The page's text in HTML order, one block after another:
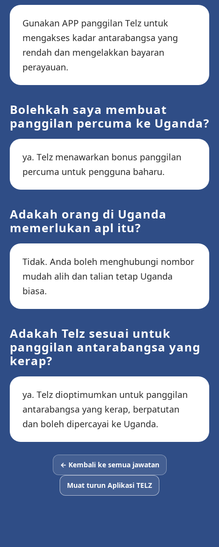
Gunakan APP panggilan Telz untuk
mengakses kadar antarabangsa yang
rendah dan mengelakkan bayaran
perayauan.
Bolehkah saya membuat
panggilan percuma ke Uganda?
ya. Telz menawarkan bonus panggilan
percuma untuk pengguna baharu.
Adakah orang di Uganda
memerlukan apl itu?
Tidak. Anda boleh menghubungi nombor
mudah alih dan talian tetap Uganda
biasa.
Adakah Telz sesuai untuk
panggilan antarabangsa yang
kerap?
ya. Telz dioptimumkan untuk panggilan
antarabangsa yang kerap, berpatutan
dan boleh dipercayai ke Uganda.
← Kembali ke semua jawatan
Muat turun Aplikasi TELZ